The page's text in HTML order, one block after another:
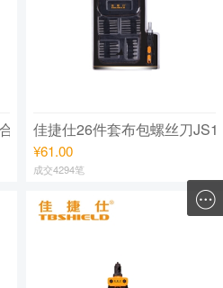
1 多用螺丝刀
佳捷仕26件套布包螺丝刀
¥61.00
成交4294笔